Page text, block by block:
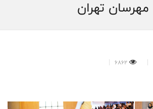
مهرسان تهران
6862